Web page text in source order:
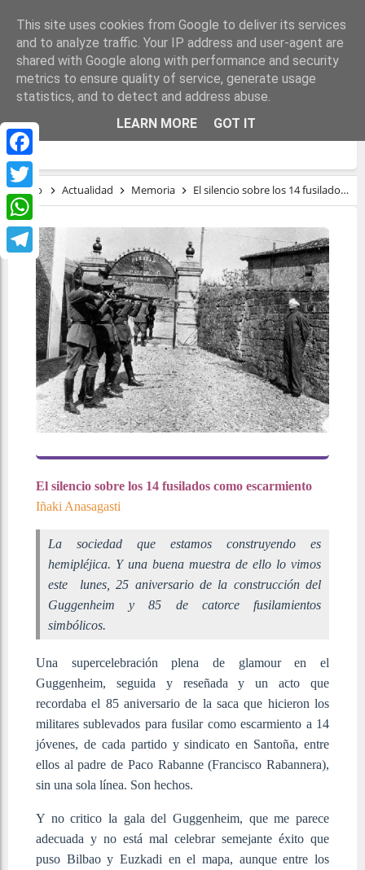
Facebook
Twitter
WhatsApp
Telegram
EL SILENCIO SOBRE LOS 14 FUSILADOS
COMO ESCARMIENTO
Inicio Actualidad Memoria El silencio sobre los 14 fusilados como escarmiento
El silencio sobre los 14 fusilados como escarmiento
Iñaki Anasagasti
La sociedad que estamos construyendo es
hemipléjica. Y una buena muestra de ello lo vimos
este lunes, 25 aniversario de la construcción del
Guggenheim y 85 de catorce fusilamientos
simbólicos.
Una supercelebración plena de glamour en el
Guggenheim, seguida y reseñada y un acto que
recordaba el 85 aniversario de la saca que hicieron los
militares sublevados para fusilar como escarmiento a 14
jóvenes, de cada partido y sindicato en Santoña, entre
ellos al padre de Paco Rabanne (Francisco Rabannera),
sin una sola línea. Son hechos.
Y no critico la gala del Guggenheim, que me parece
adecuada y no está mal celebrar semejante éxito que
puso Bilbao y Euzkadi en el mapa, aunque entre los
This site uses cookies from Google to deliver its services
and to analyze traffic. Your IP address and user-agent are
shared with Google along with performance and security
metrics to ensure quality of service, generate usage
statistics, and to detect and address abuse.
LEARN MORE
GOT IT